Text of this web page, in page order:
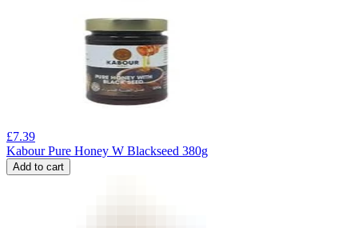
£7.39
Kabour Pure Honey W Blackseed 380g
Add to cart